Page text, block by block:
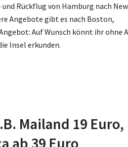
Rückflug von Hamburg nach
Angebote gibt es nach Boston,
Auf Wunsch könnt ihr ohne
Insel erkunden.
Mailand 19 Euro,
ab 39 Euro